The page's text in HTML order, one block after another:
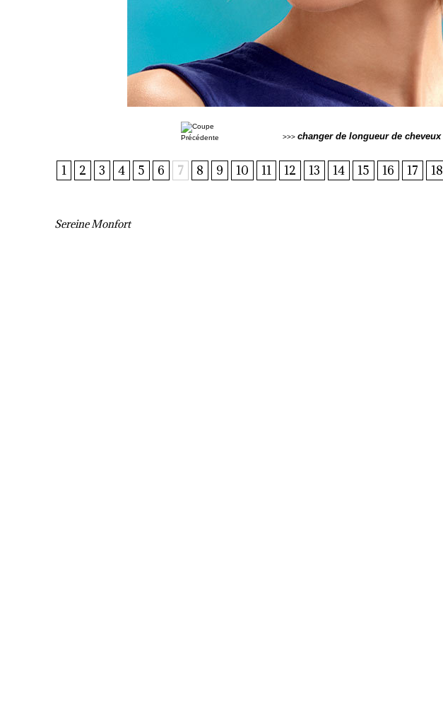
>>> changer de longueur de cheveux
1 2 3 4 5 6 7 8 9 10 11 12 13 14 15 16 17 18
Sereine Monfort